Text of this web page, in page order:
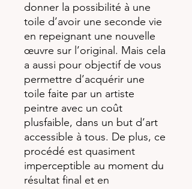
donner la possibilité à une
toile d’avoir une seconde vie
en repeignant une nouvelle
œuvre sur l’original. Mais cela
a aussi pour objectif de vous
permettre d’acquérir une
toile faite par un artiste
peintre avec un coût
plusfaible, dans un but d’art
accessible à tous. De plus, ce
procédé est quasiment
imperceptible au moment du
résultat final et en